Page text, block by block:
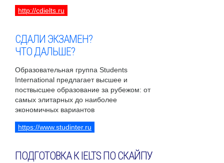
http://cdielts.ru
СДАЛИ ЭКЗАМЕН?
ЧТО ДАЛЬШЕ?
Образовательная группа Students
International предлагает высшее и
поствысшее образование за рубежом: от
самых элитарных до наиболее
экономичных вариантов
https://www.studinter.ru
ПОДГОТОВКА К IELTS ПО СКАЙПУ